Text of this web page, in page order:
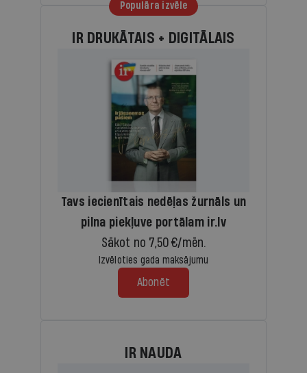
Populāra izvēle
IR DRUKĀTAIS + DIGITĀLAIS
Tavs iecienītais nedēļas žurnāls un
pilna piekļuve portālam ir.lv
Sākot no 7,50 €/mēn.
Izvēloties gada maksājumu
Abonēt
IR NAUDA